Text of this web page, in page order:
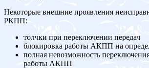
Некоторые внешние проявления
РКПП:
толчки при переключении передач
блокировка работы АКПП на
полная невозможность
работы АКПП